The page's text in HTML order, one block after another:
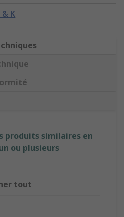
& K
produits similaires en
ou plusieurs
tout